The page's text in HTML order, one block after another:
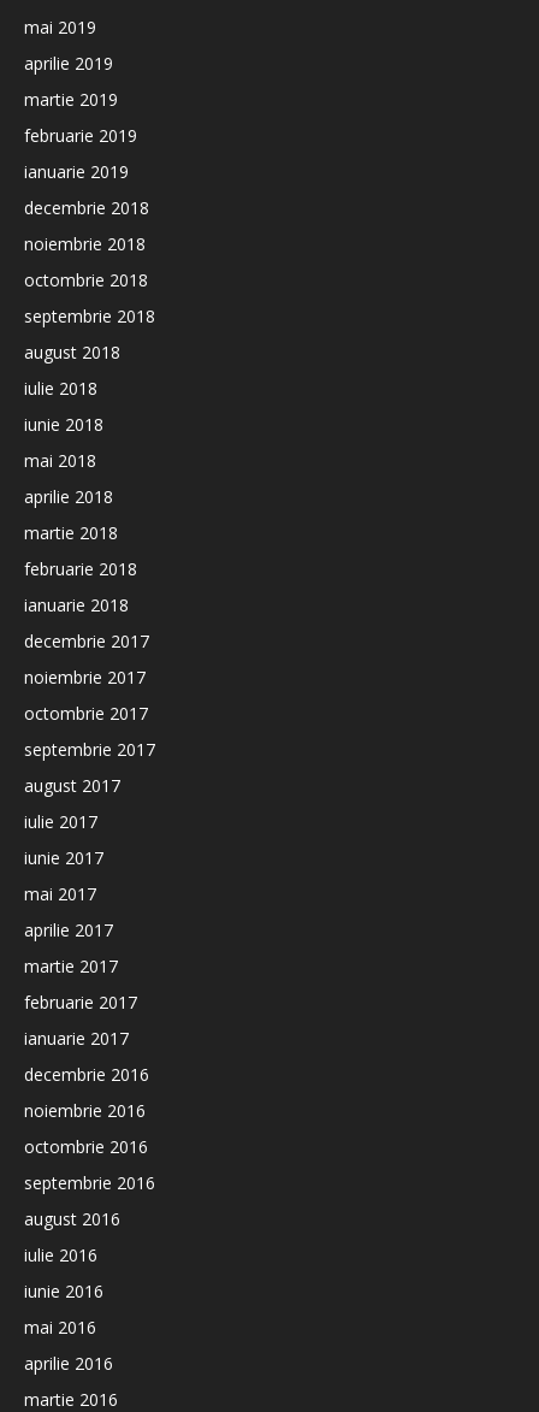
mai 2019
aprilie 2019
martie 2019
februarie 2019
ianuarie 2019
decembrie 2018
noiembrie 2018
octombrie 2018
septembrie 2018
august 2018
iulie 2018
iunie 2018
mai 2018
aprilie 2018
martie 2018
februarie 2018
ianuarie 2018
decembrie 2017
noiembrie 2017
octombrie 2017
septembrie 2017
august 2017
iulie 2017
iunie 2017
mai 2017
aprilie 2017
martie 2017
februarie 2017
ianuarie 2017
decembrie 2016
noiembrie 2016
octombrie 2016
septembrie 2016
august 2016
iulie 2016
iunie 2016
mai 2016
aprilie 2016
martie 2016